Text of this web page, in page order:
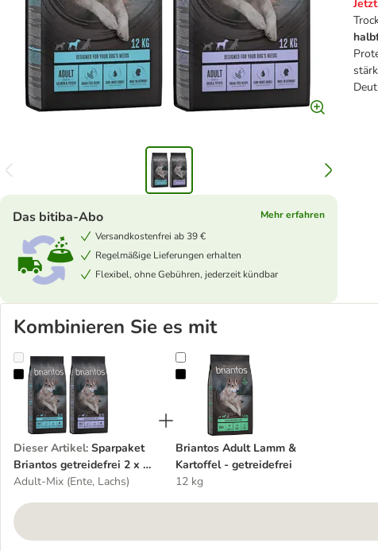
Das bitiba-Abo
Mehr erfahren
Versandkostenfrei ab 39 €
Regelmäßige Lieferungen erhalten
Flexibel, ohne Gebühren, jederzeit kündbar
Kombinieren Sie es mit
Sparpaket Briantos getreidefrei 2 x 12 kg
Dieser Artikel: Sparpaket
Briantos getreidefrei 2 x 12
kg
Adult-Mix (Ente, Lachs)
Briantos Adult Lamm & Kartoffel -
Briantos Adult Lamm &
Kartoffel - getreidefrei
12 kg